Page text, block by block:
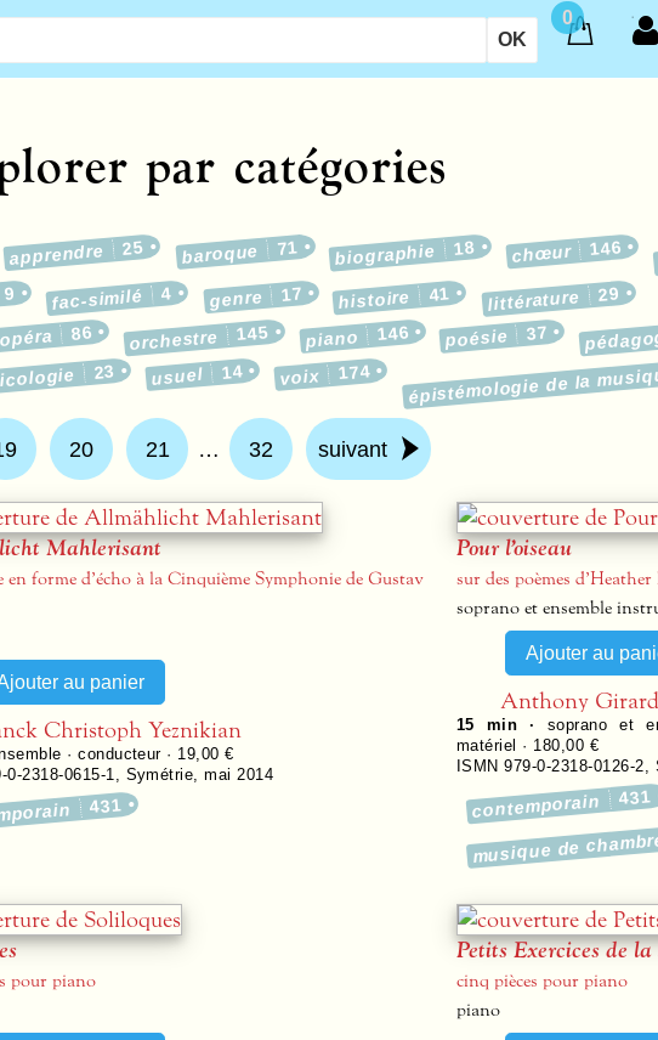
0
par catégories
apprendre 25 baroque 71 biographie 18 chœur 146
9 fac-similé 4 genre 17 histoire 41 littérature 29
opéra 86 orchestre 145 piano 146 poésie 37
23 usuel 14 voix 174 épistémologie de la
20 21 … 32 suivant
Mahlerisant
forme d’écho à la Cinquième Symphonie de Gustav
Christoph Yeznikian
· conducteur · 19,00 €
0-2318-0615-1
Symétrie ,mai 2014
431
Pour l’oiseau
sur des poèmes
soprano et ensemble
Anthony Girard
15 min · soprano et
matériel · 180,00 €
ISMN 979-0-2318-0126-2
contemporain 431
musique de
pour piano
Petits Exercices de
cinq pièces pour piano
piano